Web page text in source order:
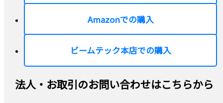
Amazonでの購入
ビームテック本店での購入
法人・お取引のお問い合わせはこちらから